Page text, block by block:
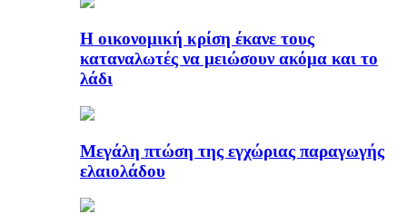
Η οικονομική κρίση έκανε τους
καταναλωτές να μειώσουν ακόμα και το
λάδι
Μεγάλη πτώση της εγχώριας παραγωγής
ελαιολάδου